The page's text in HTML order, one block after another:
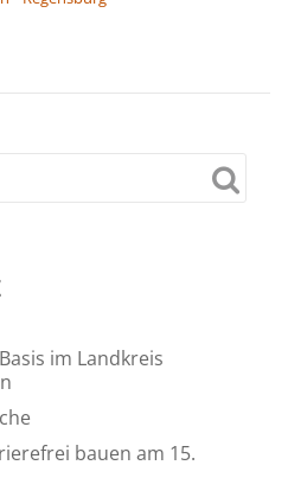
im Landkreis
bauen am 15.